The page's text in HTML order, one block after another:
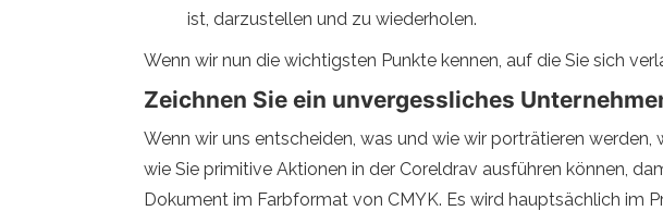
ist, darzustellen und zu wiederholen.
Wenn wir nun die wichtigsten Punkte kennen, auf die Sie sich
Zeichnen Sie ein unvergessliches
Wenn wir uns entscheiden, was und wie wir porträtieren
wie Sie primitive Aktionen in der Coreldrav ausführen können,
Dokument im Farbformat von CMYK. Es wird hauptsächlich im